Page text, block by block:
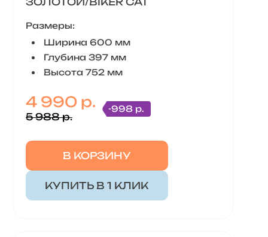
Размеры:
Ширина 600 мм
Глубина 397 мм
Высота 752 мм
4 990 р.
5 988 р.
-998 р.
В КОРЗИНУ
КУПИТЬ В 1 КЛИК